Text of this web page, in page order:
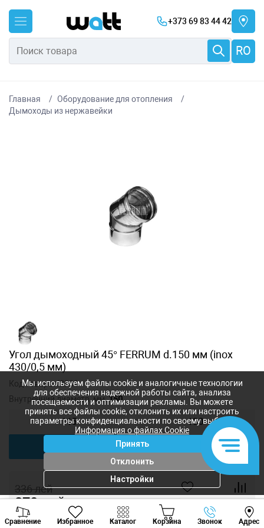
+373 69 83 44 42
RO
Главная
Оборудование для отопления
Дымоходы из нержавейки
Угол дымоходный 45° FERRUM d.150 мм (inox
430/0,5 мм)
Код товара:f2309
Внутренний диаметр, мм:150
115 130
336лей
270лей
Сравнение Избранное Каталог Корзина Звонок Адрес
Viber Whatsapp
Мы используем файлы cookie и аналогичные технологии
для обеспечения надежной работы сайта, анализа
посещаемости и оптимизации рекламы. Вы можете
принять все файлы cookie, отклонить их или настроить
параметры конфиденциальности по своему выбору.
Информация о файлах Cookie
Принять
Отклонить
Настройки